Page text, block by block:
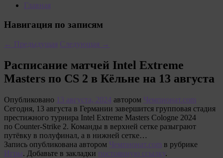
Главная
Навигация по записям
← Предыдущая Следующая →
Расписание матчей Intel Extreme
Masters по CS 2 в Кёльне на 13 августа
Опубликовано 13 августа, 2024 автором Чемпионат.com
Сегодня, 13 августа в Германии завершится групповая стадия
престижного турнира Intel Extreme Masters Cologne 2024
по Counter-Strike 2. Команды в верхней сетке разыграют
путёвку в полуфинал, а в нижней сетке…
Запись опубликована автором Чемпионат.com в рубрике
Игры. Добавьте в закладки постоянную ссылку.